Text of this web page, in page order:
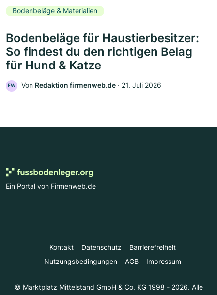
Bodenbeläge & Materialien
Bodenbeläge für Haustierbesitzer:
So findest du den richtigen Belag
für Hund & Katze
FW Von Redaktion firmenweb.de ‧ 21. Juli 2026
Ein Portal von Firmenweb.de
Kontakt Datenschutz
Barrierefreiheit
Nutzungsbedingungen
AGB Impressum
© Marktplatz Mittelstand GmbH & Co. KG 1998 - 2026. Alle